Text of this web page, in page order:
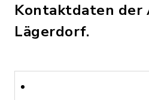
Kontaktdaten der
Lägerdorf.